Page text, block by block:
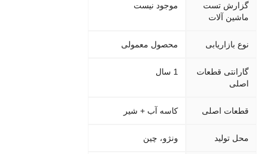
گزارش تست
ماشین آلات
موجود نیست
نوع بازاریابی محصول معمولی
گارانتی قطعات
اصلی
1 سال
قطعات اصلی کاسه آب + شیر
محل تولید ونژو، چین